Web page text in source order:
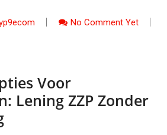
No Comment Yet
Voor
Lening ZZP Zonder